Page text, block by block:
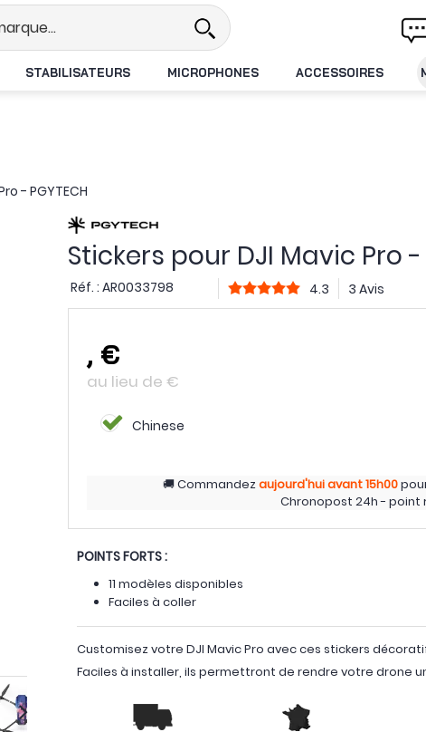
Livraison offerte
STABILISATEURS MICROPHONES ACCESSOIRES
- PGYTECH
Stickers pour DJI Mavic Pro -
Réf. : AR0033798 4.3 3 Avis
, €
au lieu de €
Chinese
Commandezaujourd'huiavant 15h00
Chronopost 24h - point
POINTS FORTS :
11 modèles disponibles
Faciles à coller
Customisez votre DJI Mavic Pro avec ces stickers
Faciles à installer, ils permettront de rendre votre drone